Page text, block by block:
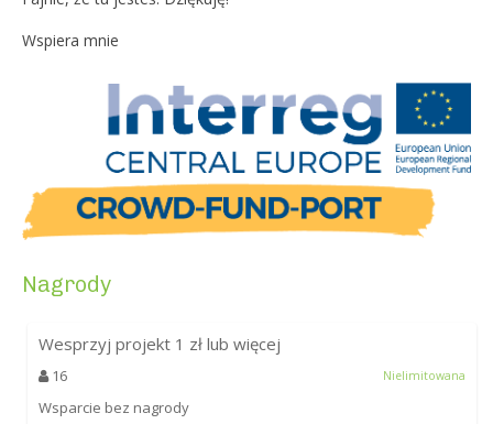
Wspiera mnie
Nagrody
Wesprzyj projekt 1 zł lub więcej
16 Nielimitowana
Wsparcie bez nagrody